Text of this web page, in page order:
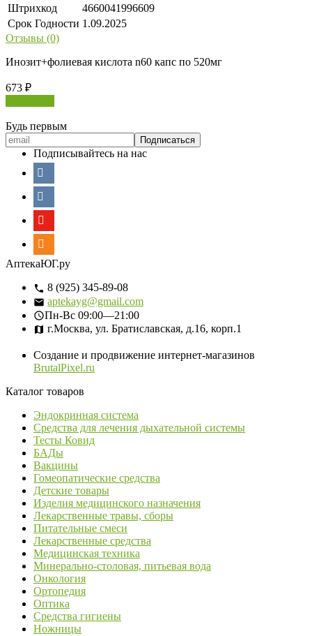
Штрихкод
4660041996609
Срок Годности 1.09.2025
Отзывы (0)
Инозит+фолиевая кислота n60 капс по 520мг
673 ₽
Будь первым
Подписывайтесь на нас
АптекаЮГ.ру
8 (925) 345-89-08
aptekayg@gmail.com
Пн-Вс 09:00—21:00
г.Москва, ул. Братиславская, д.16, корп.1
Создание и продвижение интернет-магазинов
BrutalPixel.ru
Каталог товаров
Эндокринная система
Средства для лечения дыхательной системы
Тесты Ковид
БАДы
Вакцины
Гомеопатические средства
Детские товары
Изделия медицинского назначения
Лекарственные травы, сборы
Питательные смеси
Лекарственные средства
Медицинская техника
Минерально-столовая, питьевая вода
Онкология
Ортопедия
Оптика
Средства гигиены
Ножницы